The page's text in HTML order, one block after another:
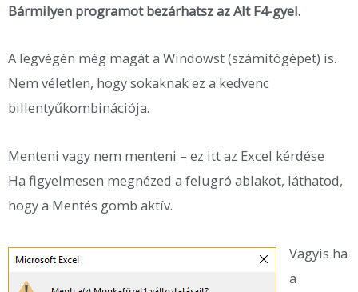
Bármilyen programot bezárhatsz az Alt F4-gyel.
A legvégén még magát a Windowst (számítógépet) is.
Nem véletlen, hogy sokaknak ez a kedvenc
billentyűkombinációja.
Menteni vagy nem menteni – ez itt az Excel kérdése
Ha figyelmesen megnézed a felugró ablakot, láthatod,
hogy a Mentés gomb aktív.
Vagyis ha
a